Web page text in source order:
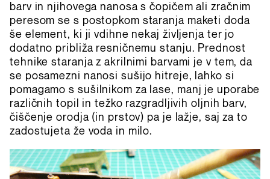
barv in njihovega nanosa s čopičem ali zračnim
peresom se s postopkom staranja maketi doda
še element, ki ji vdihne nekaj življenja ter jo
dodatno približa resničnemu stanju. Prednost
tehnike staranja z akrilnimi barvami je v tem, da
se posamezni nanosi sušijo hitreje, lahko si
pomagamo s sušilnikom za lase, manj je uporabe
različnih topil in težko razgradljivih oljnih barv,
čiščenje orodja (in prstov) pa je lažje, saj za to
zadostujeta že voda in milo.